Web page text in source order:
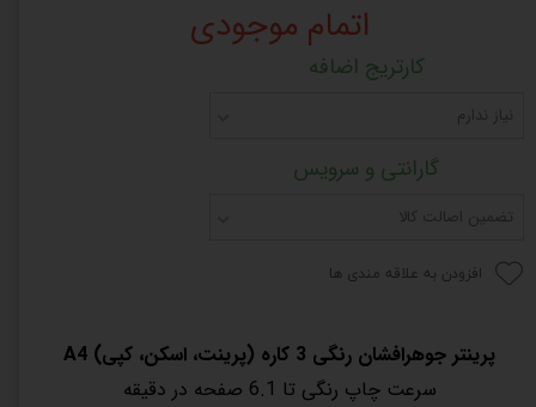
اتمام موجودی
کارتریج اضافه
نیاز ندارم
گارانتی و سرویس
تضمین اصالت کالا
افزودن به علاقه مندی ها
پرینتر جوهرافشان رنگی 3 کاره (پرینت، اسکن، کپی) A4
سرعت چاپ رنگی تا 6.1 صفحه در دقیقه